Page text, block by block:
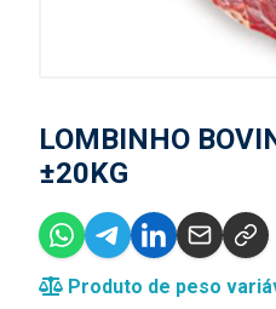
LOMBINHO
±20KG
Produto de peso